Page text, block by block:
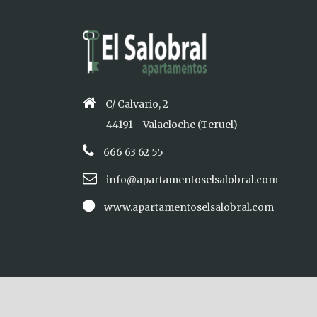
C/ Calvario, 2
44191 - Valacloche (Teruel)
666 63 62 55
info@apartamentoselsalobral.com
www.apartamentoselsalobral.com